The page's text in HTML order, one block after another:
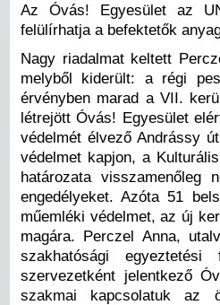
Az Óvás! Egyesület az
felülírhatja a befektetők
Nagy riadalmat keltett
melyből kiderült: a régi
érvényben marad a VII.
létrejött Óvás! Egyesület
védelmét élvező Andrássy
védelmet kapjon, a
határozata visszamenőleg
engedélyeket. Azóta 51
műemléki védelmet, az új
magára. Perczel Anna,
szakhatósági
szervezetként jelentkező
szakmai kapcsolatuk az